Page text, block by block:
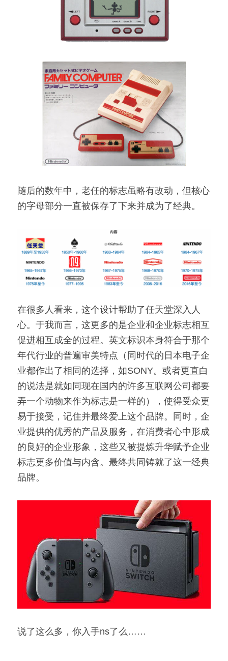
随后的数年中，老任的标志虽略有改动，但核心
的字母部分一直被保存了下来并成为了经典。
在很多人看来，这个设计帮助了任天堂深入人
心。于我而言，这更多的是企业和企业标志相互
促进相互成全的过程。英文标识本身符合于那个
年代行业的普遍审美特点（同时代的日本电子企
业都作出了相同的选择，如SONY。或者更直白
的说法是就如同现在国内的许多互联网公司都要
弄一个动物来作为标志是一样的），使得受众更
易于接受，记住并最终爱上这个品牌。同时，企
业提供的优秀的产品及服务，在消费者心中形成
的良好的企业形象，这些又被提炼升华赋予企业
标志更多价值与内含。最终共同铸就了这一经典
品牌。
说了这么多，你入手ns了么……